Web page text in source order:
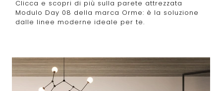
Clicca e scopri di più sulla parete attrezzata
Modulo Day 08 della marca Orme: è la soluzione
dalle linee moderne ideale per te.